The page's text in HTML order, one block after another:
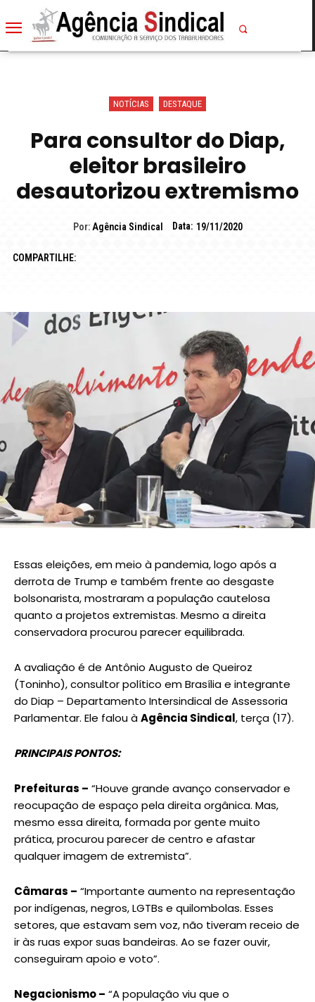
NOTÍCIAS DESTAQUE
Para consultor do Diap,
eleitor brasileiro
desautorizou extremismo
Por: Agência Sindical Data: 19/11/2020
COMPARTILHE:
Essas eleições, em meio à pandemia, logo após a
derrota de Trump e também frente ao desgaste
bolsonarista, mostraram a população cautelosa
quanto a projetos extremistas. Mesmo a direita
conservadora procurou parecer equilibrada.
A avaliação é de Antônio Augusto de Queiroz
(Toninho), consultor político em Brasília e integrante
do Diap – Departamento Intersindical de Assessoria
Parlamentar. Ele falou àAgência Sindical, terça (17).
PRINCIPAIS PONTOS:
Prefeituras – “Houve grande avanço conservador e
reocupação de espaço pela direita orgânica. Mas,
mesmo essa direita, formada por gente muito
prática, procurou parecer de centro e afastar
qualquer imagem de extremista”.
Câmaras – “Importante aumento na representação
por indígenas, negros, LGTBs e quilombolas. Esses
setores, que estavam sem voz, não tiveram receio de
ir às ruas expor suas bandeiras. Ao se fazer ouvir,
conseguiram apoio e voto”.
Negacionismo – “A população viu que o